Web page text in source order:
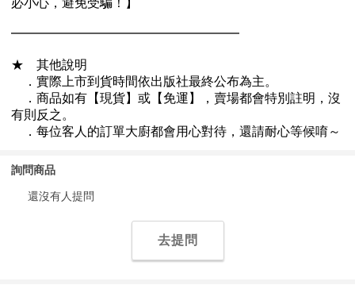
詢問商品
還沒有人提問
去提問